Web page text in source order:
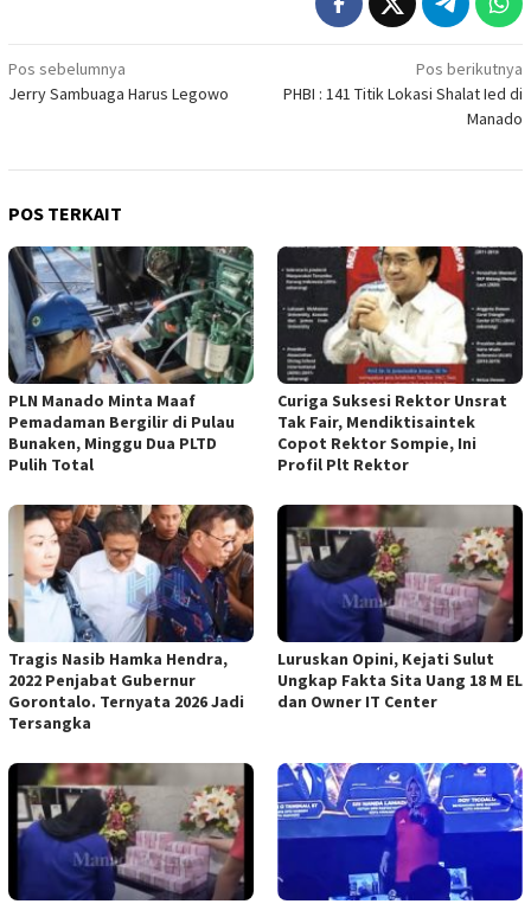
Navigasi
pos
Pos sebelumnya
Jerry Sambuaga Harus Legowo
Pos berikutnya
PHBI : 141 Titik Lokasi Shalat Ied di
Manado
POS TERKAIT
PLN Manado Minta Maaf
Pemadaman Bergilir di Pulau
Bunaken, Minggu Dua PLTD
Pulih Total
Curiga Suksesi Rektor Unsrat
Tak Fair, Mendiktisaintek
Copot Rektor Sompie, Ini
Profil Plt Rektor
Tragis Nasib Hamka Hendra,
2022 Penjabat Gubernur
Gorontalo. Ternyata 2026 Jadi
Tersangka
Luruskan Opini, Kejati Sulut
Ungkap Fakta Sita Uang 18 M EL
dan Owner IT Center